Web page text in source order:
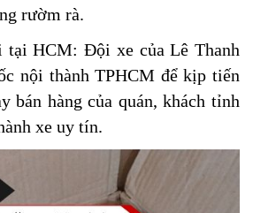
rườm rà.
tại HCM: Đội xe của Lê Thanh
nội thành TPHCM để kịp tiến
bán hàng của quán, khách tỉnh
xe uy tín.